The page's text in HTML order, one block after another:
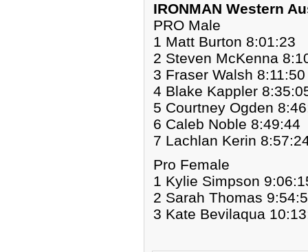
IRONMAN Western
PRO Male
1 Matt Burton 8:01:23
2 Steven McKenna
3 Fraser Walsh 8:11:50
4 Blake Kappler
5 Courtney Ogden
6 Caleb Noble 8:49:44
7 Lachlan Kerin
Pro Female
1 Kylie Simpson
2 Sarah Thomas
3 Kate Bevilaqua